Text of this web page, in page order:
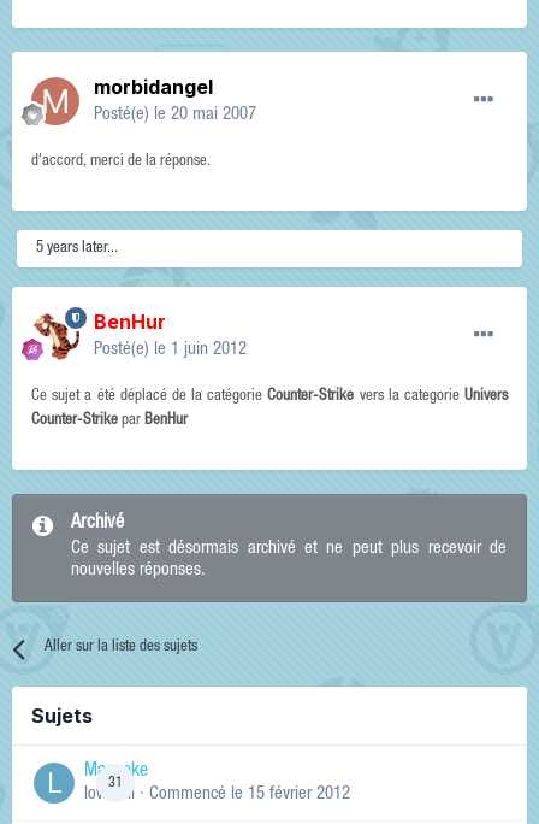
morbidangel
Posté(e) le 20 mai 2007
d'accord, merci de la réponse.
5 years later...
BenHur
Posté(e) le 1 juin 2012
Ce sujet a été déplacé de la catégorieCounter-Strike vers la categorieUnivers
Counter-Strike par BenHur
Archivé
Ce sujet est désormais archivé et ne peut plus recevoir de
nouvelles réponses.
Aller sur la liste des sujets
Sujets
31
Manneke
lowskill · Commencé le 15 février 2012